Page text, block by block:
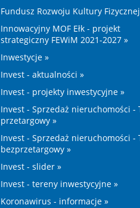
Fundusz Rozwoju Kultury
Innowacyjny MOF Ełk - projekt
strategiczny FEWiM 2021-2027 »
Inwestycje »
Invest - aktualności »
Invest - projekty inwestycyjne »
Invest - Sprzedaż nieruchomości -
przetargowy »
Invest - Sprzedaż nieruchomości -
bezprzetargowy »
Invest - slider »
Invest - tereny inwestycyjne »
Koronawirus - informacje »